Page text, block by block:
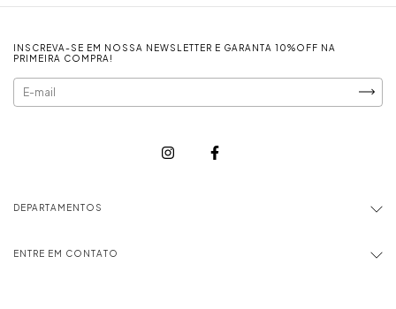
INSCREVA-SE EM NOSSA NEWSLETTER E GARANTA 10%OFF NA
PRIMEIRA COMPRA!
DEPARTAMENTOS
ENTRE EM CONTATO